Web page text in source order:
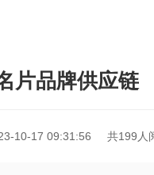
片品牌供应链
10-17 09:31:56 共199人